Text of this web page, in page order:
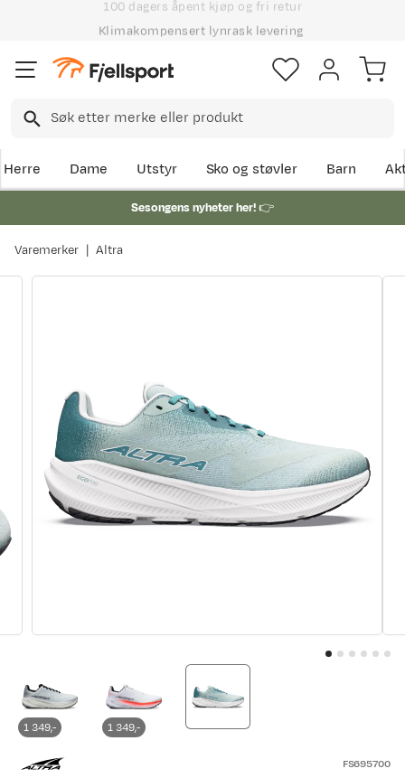
Herre Dame Utstyr Sko og støvler Barn
Sesongens nyheter her!👉
Varemerker Altra
1 349,- 1 349,-
FS695700